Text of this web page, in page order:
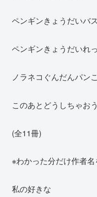
ペンギンきょうだい
ペンギンきょうだい
ノラネコぐんだんパ
このあとどうしちゃ
(全11冊)
※わかった分だけ作者名
私の好きな